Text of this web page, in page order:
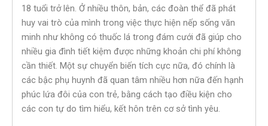
18 tuổi trở lên. Ở nhiều thôn, bản, các đoàn thể đã phát
huy vai trò của mình trong việc thực hiện nếp sống văn
minh như không có thuốc lá trong đám cưới đã giúp cho
nhiều gia đình tiết kiệm được những khoản chi phí không
cần thiết. Một sự chuyển biến tích cực nữa, đó chính là
các bậc phụ huynh đã quan tâm nhiều hơn nữa đến hạnh
phúc lứa đôi của con trẻ, bằng cách tạo điều kiện cho
các con tự do tìm hiểu, kết hôn trên cơ sở tình yêu.